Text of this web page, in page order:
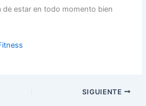
de estar en todo momento bien
SIGUIENTE